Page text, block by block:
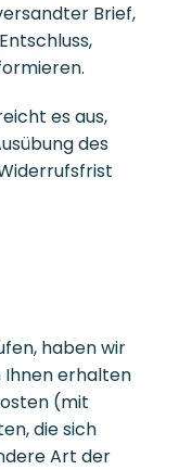
Brief,
es aus,
des
haben wir
Ihnen erhalten
(mit
die sich
Art der